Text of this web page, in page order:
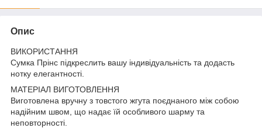
Опис
ВИКОРИСТАННЯ
Сумка Прінс підкреслить вашу індивідуальність та додасть
нотку елегантності.
МАТЕРІАЛ ВИГОТОВЛЕННЯ
Виготовлена вручну з товстого жгута поєднаного між собою
надійним швом, що надає їй особливого шарму та
неповторності.